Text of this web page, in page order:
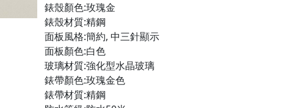
錶殼顏色:玫瑰金
錶殼材質:精鋼
面板風格:簡約, 中三針顯示
面板顏色:白色
玻璃材質:強化型水晶玻璃
錶帶顏色:玫瑰金色
錶帶材質:精鋼